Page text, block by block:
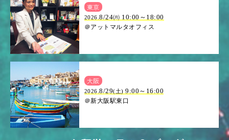
東京
2026.8/24㈪ 10:00～18:00
＠アットマルタオフィス
大阪
2026.8/29(土) 9:00～16:00
＠新大阪駅東口